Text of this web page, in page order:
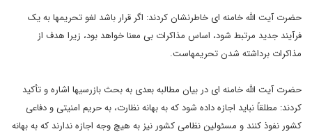
حضرت آیت الله خامنه ای خاطرنشان کردند: اگر قرار باشد لغو تحریمها به یک
فرآیند جدید مرتبط شود، اساس مذاکرات بی معنا خواهد بود، زیرا هدف از
مذاکرات برداشته شدن تحریمهاست.
حضرت آیت الله خامنه ای در بیان مطالبه بعدی به بحث بازرسیها اشاره و تأکید
کردند: مطلقاً نباید اجازه داده شود که به بهانه نظارت، به حریم امنیتی و دفاعی
کشور نفوذ کنند و مسئولین نظامی کشور نیز به هیچ وجه اجازه ندارند که به بهانه